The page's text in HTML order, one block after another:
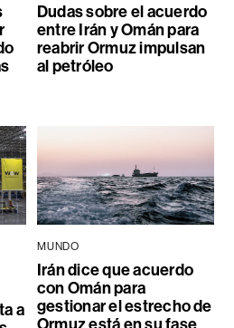
Dudas sobre el acuerdo
entre Irán y Omán para
reabrir Ormuz impulsan
al petróleo
a
MUNDO
Irán dice que acuerdo
con Omán para
gestionar el estrecho de